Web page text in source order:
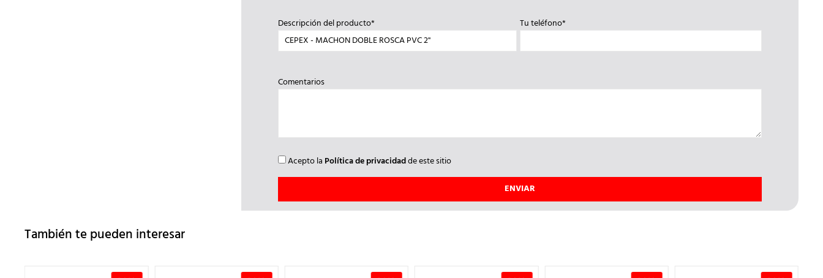
Descripción del producto* Tu teléfono*
Comentarios
Acepto la Política de privacidadde este sitio
También te pueden interesar